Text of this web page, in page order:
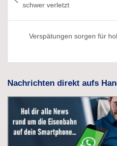
schwer verletzt
Verspätungen sorgen für
Nachrichten direkt aufs